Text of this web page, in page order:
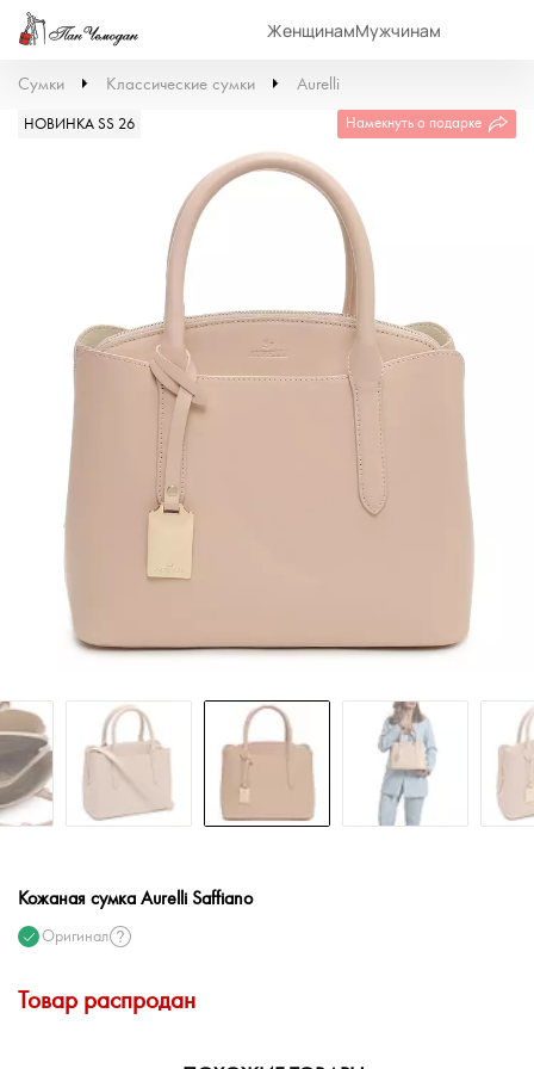
ЖенщинамМужчинам
Сумки Классические сумки Aurelli
НОВИНКА SS 26 Намекнуть о подарке
Кожаная сумка Aurelli Saffiano
Оригинал
Товар распродан